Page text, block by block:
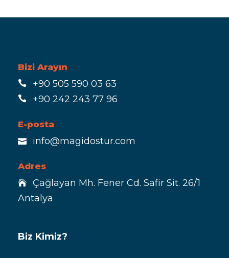
Bizi Arayın
+90 505 590 03 63
+90 242 243 77 96
E-posta
info@magidostur.com
Adres
Çağlayan Mh. Fener Cd. Safir Sit. 26/1
Antalya
Biz Kimiz?